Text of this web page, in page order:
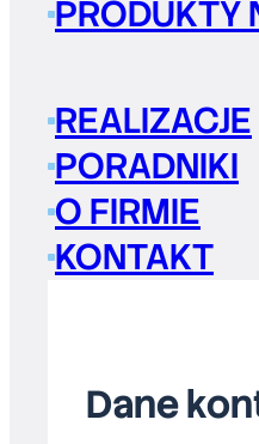
PRODUKTY
REALIZACJE
PORADNIKI
O FIRMIE
KONTAKT
Dane